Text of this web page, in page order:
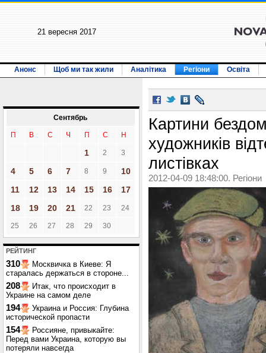
21 вересня 2017
Анонс Щоб ми так жили Аналітика Регіони Освіта
Сентябрь
П В С Ч П С Н
1 2 3
4 5 6 7 8 9
10
11
12 13 14 15 16
17
18
19 20 21 22 23 24
25 26 27 28 29 30
РЕЙТИНГ
310
Москвичка в Киеве: Я
старалась держаться в стороне...
208
Итак, что происходит в
Украине на самом деле
194
Украина и Россия: Глубина
исторической пропасти
154
Россияне, привыкайте:
Перед вами Украина, которую вы
потеряли навсегда
Картини
художників
листівках
2012-04-09 18:48:00. Регіони